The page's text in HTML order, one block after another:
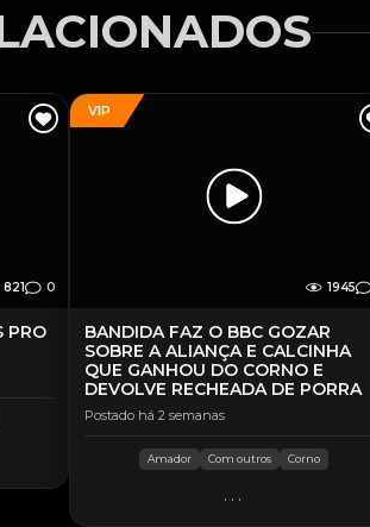
821 0
PRO
VIP
1945
BANDIDA FAZ O BBC GOZAR
SOBRE A ALIANÇA E CALCINHA
QUE GANHOU DO CORNO E
DEVOLVE RECHEADA DE PORRA
Postado há 2 semanas
Amador Com outros Corno
...